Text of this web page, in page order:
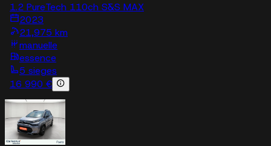
1.2 PureTech 110ch S&S MAX
2023
21,975 km
manuelle
essence
5 sieges
16 990 €